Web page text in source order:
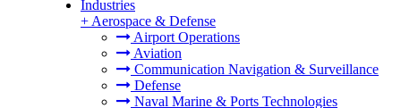
Industries
+ Aerospace & Defense
Airport Operations
Aviation
Communication Navigation & Surveillance
Defense
Naval Marine & Ports Technologies